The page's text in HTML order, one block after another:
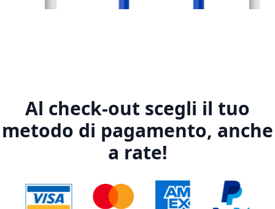
Al check-out scegli il tuo
metodo di pagamento, anche
a rate!